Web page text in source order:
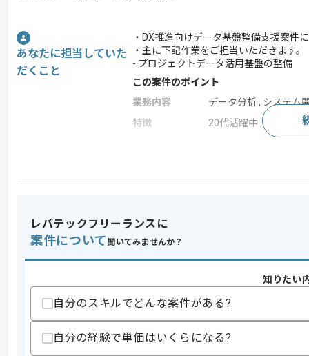
あなたに担当していた
だくこと
・DX推進向けデータ基盤整備支援案件
・主に下記作業をご担当いただきます。
- プロジェクトデータ活用基盤の整備
この案件のポイント
業務内容
データ分析 , システム
特徴
20代活躍中 , 30代活躍
・社内ステークホルダーとの調整経験
歓迎スキル
・幅広い作業推進経験
・IT×建設領域のコンサルティング経験
スキルに不安がある方へ
レバテックフリーランスに
案件について 聞いてみませんか？
知りたい
自分のスキルでどんな案件がある?
自分の経験で単価はいくらになる?